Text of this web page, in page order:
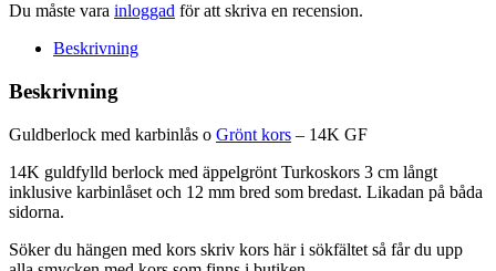
Du måste vara inloggad för att skriva en recension.
Beskrivning
Beskrivning
Guldberlock med karbinlås o Grönt kors – 14K GF
14K guldfylld berlock med äppelgrönt Turkoskors 3 cm långt
inklusive karbinlåset och 12 mm bred som bredast. Likadan på båda
sidorna.
Söker du hängen med kors skriv kors här i sökfältet så får du upp